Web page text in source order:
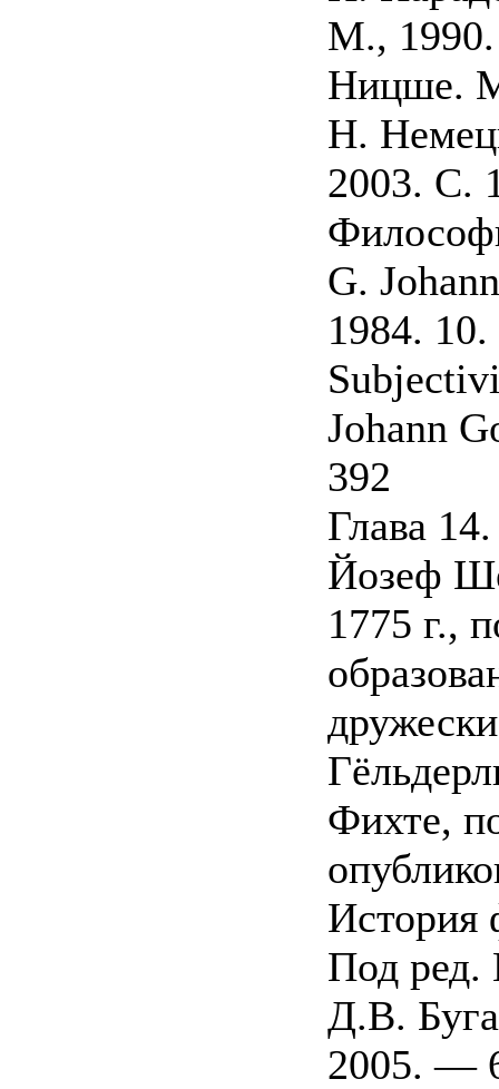
М.,
Ницше.
Н.
2003. С.
G.
1984.
Johann
392
Глава
Йозеф
1775 г.,
Фихте,
История
Под ред.
Д.В.
2005. —